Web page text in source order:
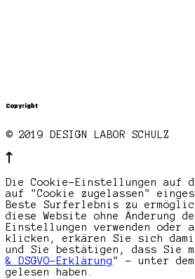
Copyright
© 2019 DESIGN LABOR SCHULZ
Die Cookie-Einstellungen auf
auf "Cookie zugelassen"
Beste Surferlebnis zu
diese Website ohne Änderung
Einstellungen verwenden oder
klicken, erkären Sie sich
und Sie bestätigen, dass Sie
& DSGVO-Erklärung" - unter dem
gelesen haben.